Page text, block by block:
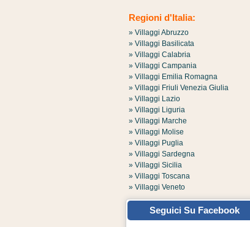
Regioni d'Italia:
» Villaggi Abruzzo
» Villaggi Basilicata
» Villaggi Calabria
» Villaggi Campania
» Villaggi Emilia Romagna
» Villaggi Friuli Venezia Giulia
» Villaggi Lazio
» Villaggi Liguria
» Villaggi Marche
» Villaggi Molise
» Villaggi Puglia
» Villaggi Sardegna
» Villaggi Sicilia
» Villaggi Toscana
» Villaggi Veneto
Seguici Su Facebook